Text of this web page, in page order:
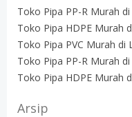
Toko Pipa PP-R Murah
Toko Pipa HDPE Murah
Toko Pipa PVC Murah
Toko Pipa PP-R Murah
Toko Pipa HDPE Murah
Arsip